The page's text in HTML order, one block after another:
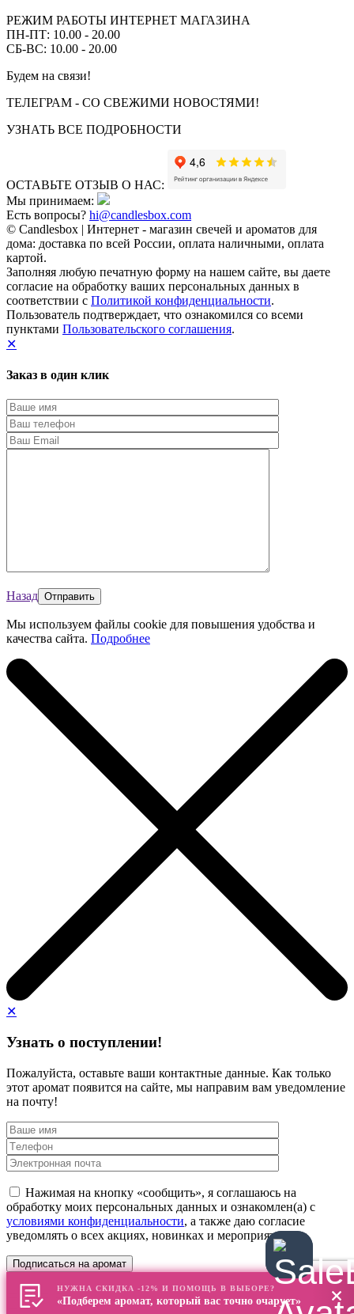
РЕЖИМ РАБОТЫ ИНТЕРНЕТ МАГАЗИНА
ПН-ПТ: 10.00 - 20.00
СБ-ВС: 10.00 - 20.00
Будем на связи!
ТЕЛЕГРАМ - СО СВЕЖИМИ НОВОСТЯМИ!
УЗНАТЬ ВСЕ ПОДРОБНОСТИ
ОСТАВЬТЕ ОТЗЫВ О НАС:
Мы принимаем:
Есть вопросы? hi@candlesbox.com
© Candlesbox | Интернет - магазин свечей и ароматов для
дома: доставка по всей России, оплата наличными, оплата
картой.
Заполняя любую печатную форму на нашем сайте, вы даете
согласие на обработку ваших персональных данных в
соответствии с Политикой конфиденциальности.
Пользователь подтверждает, что ознакомился со всеми
пунктами Пользовательского соглашения.
✕
Заказ в один клик
Назад
Мы используем файлы cookie для повышения удобства и
качества сайта. Подробнее
✕
Узнать о поступлении!
Пожалуйста, оставьте ваши контактные данные. Как только
этот аромат появится на сайте, мы направим вам уведомление
на почту!
Нажимая на кнопку «сообщить», я соглашаюсь на
обработку моих персональных данных и ознакомлен(а) с
условиями конфиденциальности, а также даю согласие
уведомлять о всех акциях, новинках и мероприятиях
НУЖНА СКИДКА -12% И ПОМОЩЬ В ВЫБОРЕ?
«Подберем аромат, который вас точно очарует»